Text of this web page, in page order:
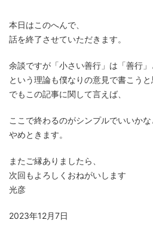
本日はこのへんで、
話を終了させていただきます。
余談ですが「小さい善行」は「善行
という理論も僕なりの意見で書こう
でもこの記事に関して言えば、
ここで終わるのがシンプルでいいかな
やめときます。
またご縁ありましたら、
次回もよろしくおねがいします
光彦
2023年12月7日